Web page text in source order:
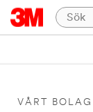
VÅRT BOLAG